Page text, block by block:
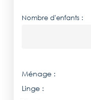
Nombre d'enfants :
Ménage :
Linge :